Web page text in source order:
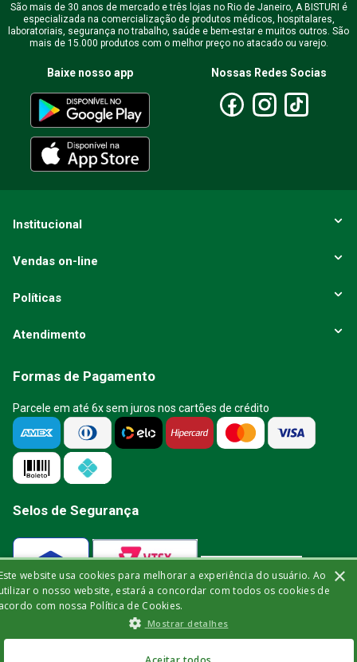
São mais de 30 anos de mercado e três lojas no Rio de Janeiro, A BISTURI é
especializada na comercialização de produtos médicos, hospitalares,
laboratoriais, segurança no trabalho, saúde e bem-estar e muitos outros. São
mais de 15.000 produtos com o melhor preço no atacado ou varejo.
Baixe nosso app Nossas Redes Socias
Institucional
Vendas on-line
Políticas
Atendimento
Formas de Pagamento
Parcele em até 6x sem juros nos cartões de crédito
Selos de Segurança
Verificada por ×
website usa cookies para melhorar a experiência do usuário. Ao
o nosso website, estará a concordar com todos os cookies de
com nossa Política de Cookies.
Mostrar detalhes